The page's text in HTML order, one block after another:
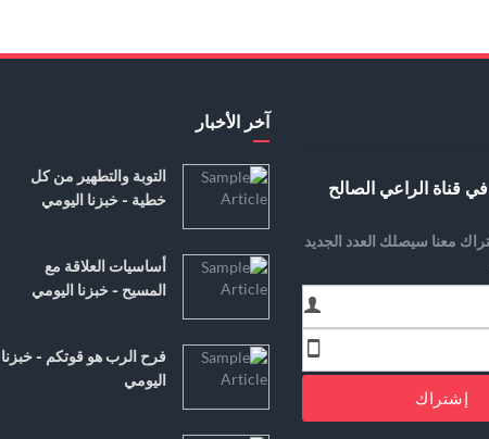
قناة الراعي الصالح
معنا سيصلك العدد الجديد
إشتراك
آخر الأخبار
التوبة والتطهير من كل
خطية - خبزنا اليومي
أساسيات العلاقة مع
المسيح - خبزنا اليومي
فرح الرب هو قوتكم - خبزنا
اليومي